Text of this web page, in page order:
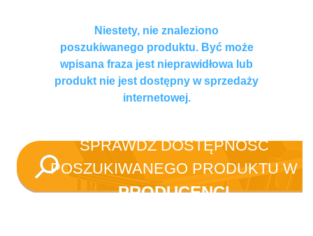
Niestety, nie znaleziono
poszukiwanego produktu. Być może
wpisana fraza jest nieprawidłowa lub
produkt nie jest dostępny w sprzedaży
internetowej.
SPRAWDŹ DOSTĘPNOŚĆ
POSZUKIWANEGO PRODUKTU W
PRODUCENCI